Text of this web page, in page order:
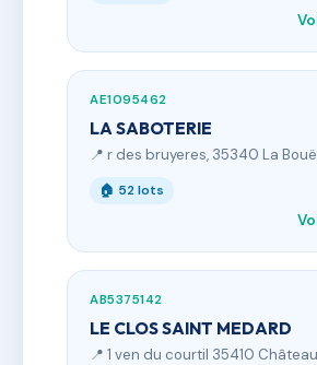
AE1095462
LA SABOTERIE
📍 r des bruyeres, 35340 La
🏠 52 lots
AB5375142
LE CLOS SAINT MEDARD
📍 1 ven du courtil 35410